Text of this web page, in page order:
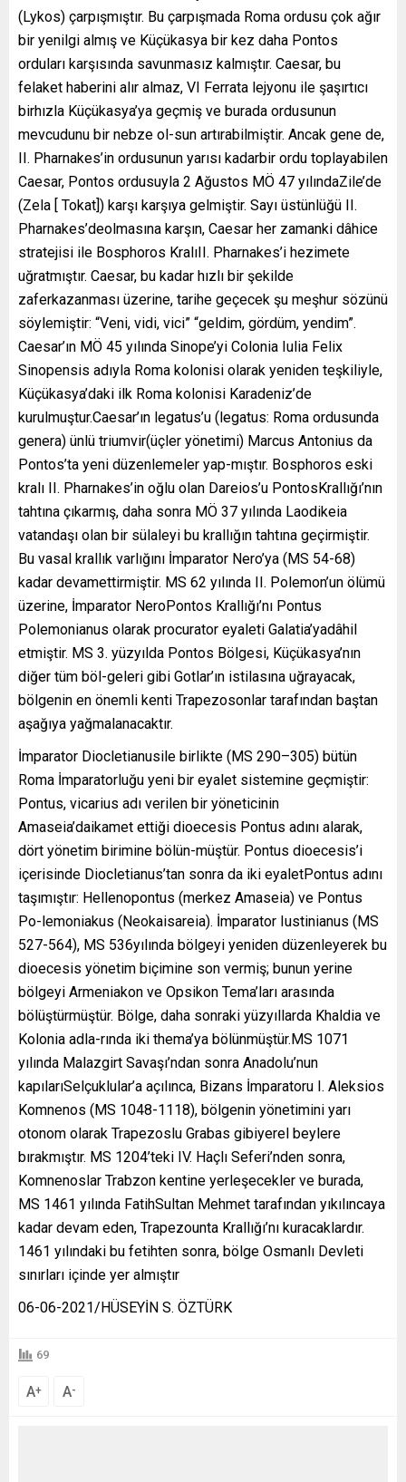
(Lykos) çarpışmıştır. Bu çarpışmada Roma ordusu çok ağır
bir yenilgi almış ve Küçükasya bir kez daha Pontos
orduları karşısında savunmasız kalmıştır. Caesar, bu
felaket haberini alır almaz, VI Ferrata lejyonu ile şaşırtıcı
birhızla Küçükasya’ya geçmiş ve burada ordusunun
mevcudunu bir nebze ol-sun artırabilmiştir. Ancak gene de,
II. Pharnakes’in ordusunun yarısı kadarbir ordu toplayabilen
Caesar, Pontos ordusuyla 2 Ağustos MÖ 47 yılındaZile’de
(Zela [ Tokat]) karşı karşıya gelmiştir. Sayı üstünlüğü II.
Pharnakes’deolmasına karşın, Caesar her zamanki dâhice
stratejisi ile Bosphoros KralıII. Pharnakes’i hezimete
uğratmıştır. Caesar, bu kadar hızlı bir şekilde
zaferkazanması üzerine, tarihe geçecek şu meşhur sözünü
söylemiştir: “Veni, vidi, vici” “geldim, gördüm, yendim”.
Caesar’ın MÖ 45 yılında Sinope’yi Colonia Iulia Felix
Sinopensis adıyla Roma kolonisi olarak yeniden teşkiliyle,
Küçükasya’daki ilk Roma kolonisi Karadeniz’de
kurulmuştur.Caesar’ın legatus’u (legatus: Roma ordusunda
genera) ünlü triumvir(üçler yönetimi) Marcus Antonius da
Pontos’ta yeni düzenlemeler yap-mıştır. Bosphoros eski
kralı II. Pharnakes’in oğlu olan Dareios’u PontosKrallığı’nın
tahtına çıkarmış, daha sonra MÖ 37 yılında Laodikeia
vatandaşı olan bir sülaleyi bu krallığın tahtına geçirmiştir.
Bu vasal krallık varlığını İmparator Nero’ya (MS 54-68)
kadar devamettirmiştir. MS 62 yılında II. Polemon’un ölümü
üzerine, İmparator NeroPontos Krallığı’nı Pontus
Polemonianus olarak procurator eyaleti Galatia’yadâhil
etmiştir. MS 3. yüzyılda Pontos Bölgesi, Küçükasya’nın
diğer tüm böl-geleri gibi Gotlar’ın istilasına uğrayacak,
bölgenin en önemli kenti Trapezosonlar tarafından baştan
aşağıya yağmalanacaktır.
İmparator Diocletianusile birlikte (MS 290–305) bütün
Roma İmparatorluğu yeni bir eyalet sistemine geçmiştir:
Pontus, vicarius adı verilen bir yöneticinin
Amaseia’daikamet ettiği dioecesis Pontus adını alarak,
dört yönetim birimine bölün-müştür. Pontus dioecesis’i
içerisinde Diocletianus’tan sonra da iki eyaletPontus adını
taşımıştır: Hellenopontus (merkez Amaseia) ve Pontus
Po-lemoniakus (Neokaisareia). İmparator Iustinianus (MS
527-564), MS 536yılında bölgeyi yeniden düzenleyerek bu
dioecesis yönetim biçimine son vermiş; bunun yerine
bölgeyi Armeniakon ve Opsikon Tema’ları arasında
bölüştürmüştür. Bölge, daha sonraki yüzyıllarda Khaldia ve
Kolonia adla-rında iki thema’ya bölünmüştür.MS 1071
yılında Malazgirt Savaşı’ndan sonra Anadolu’nun
kapılarıSelçuklular’a açılınca, Bizans İmparatoru I. Aleksios
Komnenos (MS 1048-1118), bölgenin yönetimini yarı
otonom olarak Trapezoslu Grabas gibiyerel beylere
bırakmıştır. MS 1204’teki IV. Haçlı Seferi’nden sonra,
Komnenoslar Trabzon kentine yerleşecekler ve burada,
MS 1461 yılında FatihSultan Mehmet tarafından yıkılıncaya
kadar devam eden, Trapezounta Krallığı’nı kuracaklardır.
1461 yılındaki bu fetihten sonra, bölge Osmanlı Devleti
sınırları içinde yer almıştır
06-06-2021/HÜSEYİN S. ÖZTÜRK
69
A+ A-